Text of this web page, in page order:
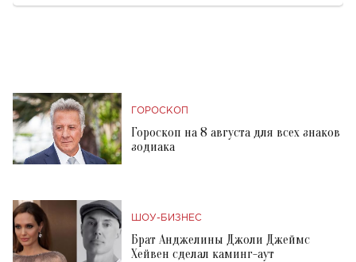
ГОРОСКОП
Гороскоп на 8 августа для всех знаков
зодиака
ШОУ-БИЗНЕС
Брат Анджелины Джоли Джеймс
Хейвен сделал каминг-аут